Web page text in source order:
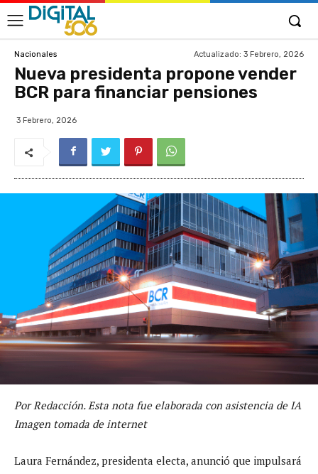
Nacionales Actualizado: 3 Febrero, 2026
Nueva presidenta propone vender
BCR para financiar pensiones
3 Febrero, 2026
Por Redacción. Esta nota fue elaborada con asistencia de IA
Imagen tomada de internet
Laura Fernández, presidenta electa, anunció que impulsará